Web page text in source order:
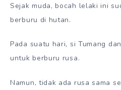
Sejak muda, bocah lelaki ini
berburu di hutan.
Pada suatu hari, si Tumang
untuk berburu rusa.
Namun, tidak ada rusa sama